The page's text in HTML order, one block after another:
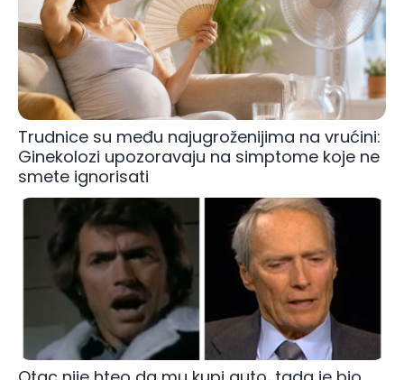
Trudnice su među najugroženijima na vrućini:
Ginekolozi upozoravaju na simptome koje ne
smete ignorisati